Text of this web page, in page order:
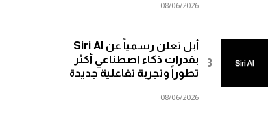
08/06/2026
أبل تعلن رسمياً عن Siri AI
بقدرات ذكاء اصطناعي أكثر
تطوراً وتجربة تفاعلية جديدة
08/06/2026